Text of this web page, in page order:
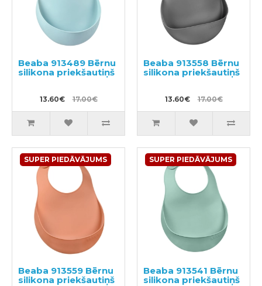
Beaba 913489 Bērnu
silikona priekšautiņš
13.60€ 17.00€
Beaba 913558 Bērnu
silikona priekšautiņš
13.60€ 17.00€
SUPER PIEDĀVĀJUMS
Beaba 913559 Bērnu
silikona priekšautiņš
SUPER PIEDĀVĀJUMS
Beaba 913541 Bērnu
silikona priekšautiņš